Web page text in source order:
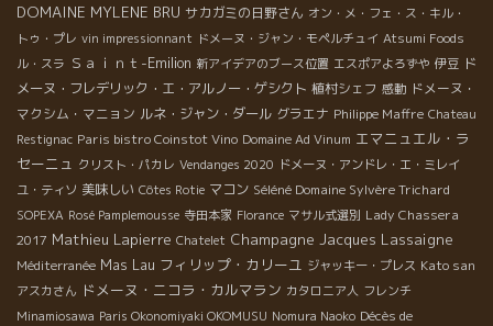
DOMAINE MYLENE BRU サカガミの日野さん オン・メ・フェ・ス・キル・
トゥ・プレ vin impressionnant ドメーヌ・ジャン・モペルチュイ Atsumi Foods
ル・スラ Ｓａｉｎｔ-Emilion 新アイデアのブース位置 エスポアよろずや 伊豆 ド
メーヌ・フレデリック・エ・アルノー・ゲシクト 植村シェフ 感動 ドメーヌ・
マクシム・マニョン ルネ・ジャン・ダール グラエナ Philippe Maffre Chateau
Restignac Paris bistro Coinstot Vino Domaine Ad Vinum エマニュエル・ラ
セーニュ クリスト・パカレ Vendanges 2020 ドメーヌ・アンドレ・エ・ミレイ
ユ・ティソ 美味しい Côtes Rotie マコン Séléné Domaine Sylvère Trichard
SOPEXA Rosé Pamplemousse 寺田本家 Florance マサル式選別 Lady Chassera
2017 Mathieu Lapierre Chatelet Champagne Jacques Lassaigne
Méditerranée Mas Lau フィリップ・カリーユ ジャッキー・プレス Kato san
アスカさん ドメーヌ・ニコラ・カルマラン カタロニア人 フレンチ
Minamiosawa Paris Okonomiyaki OKOMUSU Nomura Naoko Décès de